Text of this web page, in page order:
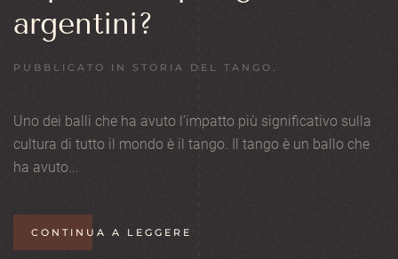
argentini?
PUBBLICATO IN STORIA DEL TANGO .
Uno dei balli che ha avuto l’impatto più significativo sulla
cultura di tutto il mondo è il tango. Il tango è un ballo che
ha avuto...
CONTINUA A LEGGERE